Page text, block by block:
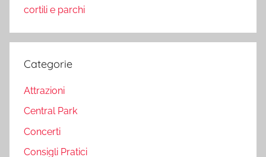
cortili e parchi
Categorie
Attrazioni
Central Park
Concerti
Consigli Pratici